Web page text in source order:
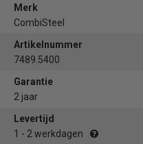
Merk
CombiSteel
Artikelnummer
7489.5400
Garantie
2 jaar
Levertijd
1 - 2 werkdagen